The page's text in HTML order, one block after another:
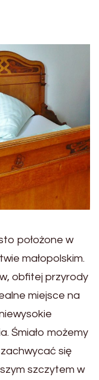
położone w
małopolskim.
obfitej przyrody
miejsce na
Śmiało możemy
się
szczytem w